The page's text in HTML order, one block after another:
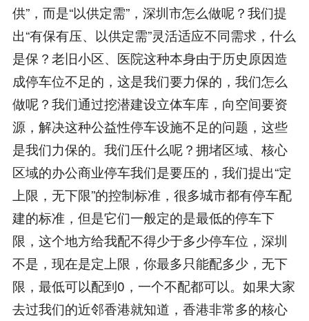
供”，而是“以供定需”，深圳市怎么做呢？我们提
出“有保有压、以供定需”灵活适应不同需求，什么
是保？老旧小区、医院这种本身由于历史原因造
成停车位不足的，这是我们要力保的，我们怎么
做呢？我们通过挖潜建设立体车库，向空间要资
源，解决这种公益性停车设施不足的问题，这些
是我们力保的。我们压什么呢？拥堵区域、核心
区域的办公商业停车我们是要压的，我们提出“定
上限，无下限”的控制标准，很多城市都有停车配
建的标准，但是它们一般定的是最低的停车下
限，这个地方给我配不得少于多少停车位，深圳
不是，现在是定上限，你最多只能配多少，无下
限，最低可以配到0，一个不配都可以。如果大家
去过我们的近邻香港就知道，香港非常多的核心